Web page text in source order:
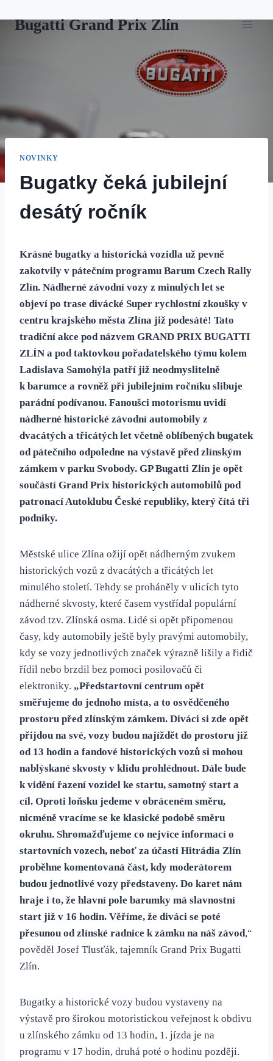
Bugatti Grand Prix Zlín
NOVINKY
Bugatky čeká jubilejní
desátý ročník
Krásné bugatky a historická vozidla už pevně
zakotvily v pátečním programu Barum Czech Rally
Zlín. Nádherné závodní vozy z minulých let se
objeví po trase divácké Super rychlostní zkoušky v
centru krajského města Zlína již podesáté! Tato
tradiční akce pod názvem GRAND PRIX BUGATTI
ZLÍN a pod taktovkou pořadatelského týmu kolem
Ladislava Samohýla patří již neodmyslitelně
k barumce a rovněž při jubilejním ročníku slibuje
parádní podívanou. Fanoušci motorismu uvidí
nádherné historické závodní automobily z
dvacátých a třicátých let včetně oblíbených bugatek
od pátečního odpoledne na výstavě před zlínským
zámkem v parku Svobody. GP Bugatti Zlín je opět
součástí Grand Prix historických automobilů pod
patronací Autoklubu České republiky, který čítá tři
podniky.
Městské ulice Zlína ožijí opět nádherným zvukem
historických vozů z dvacátých a třicátých let
minulého století. Tehdy se proháněly v ulicích tyto
nádherné skvosty, které časem vystřídal populární
závod tzv. Zlínská osma. Lidé si opět připomenou
časy, kdy automobily ještě byly pravými automobily,
kdy se vozy jednotlivých značek výrazně lišily a řidič
řídil nebo brzdil bez pomoci posilovačů či
elektroniky. „Předstartovní centrum opět
směřujeme do jednoho místa, a to osvědčeného
prostoru před zlínským zámkem. Diváci si zde opět
přijdou na své, vozy budou najíždět do prostoru již
od 13 hodin a fandové historických vozů si mohou
nablýskané skvosty v klidu prohlédnout. Dále bude
k vidění řazení vozidel ke startu, samotný start a
cíl. Oproti loňsku jedeme v obráceném směru,
nicméně vracíme se ke klasické podobě směru
okruhu. Shromažďujeme co nejvíce informací o
startovních vozech, neboť za účasti Hitrádia Zlín
proběhne komentovaná část, kdy moderátorem
budou jednotlivé vozy představeny. Do karet nám
hraje i to, že hlavní pole barumky má slavnostní
start již v 16 hodin. Věříme, že diváci se poté
přesunou od zlínské radnice k zámku na náš závod,“
pověděl Josef Tlusťák, tajemník Grand Prix Bugatti
Zlín.
Bugatky a historické vozy budou vystaveny na
výstavě pro širokou motoristickou veřejnost k obdivu
u zlínského zámku od 13 hodin, 1. jízda je na
programu v 17 hodin, druhá poté o hodinu později.